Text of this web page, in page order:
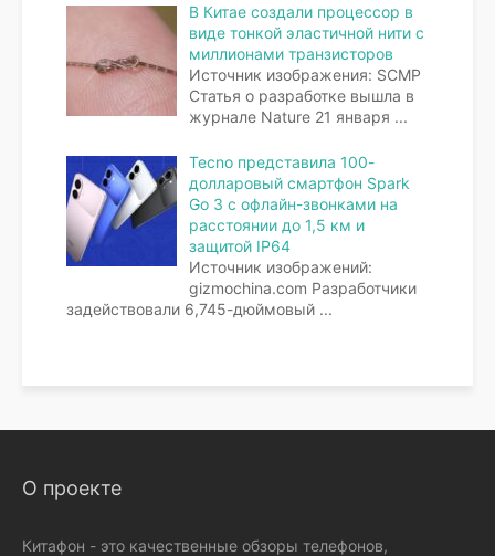
В Китае создали процессор в
виде тонкой эластичной нити с
миллионами транзисторов
Источник изображения: SCMP
Статья о разработке вышла в
журнале Nature 21 января ...
Tecno представила 100-
долларовый смартфон Spark
Go 3 с офлайн-звонками на
расстоянии до 1,5 км и
защитой IP64
Источник изображений:
gizmochina.com Разработчики
задействовали 6,745-дюймовый ...
О проекте
Китафон - это качественные обзоры телефонов,